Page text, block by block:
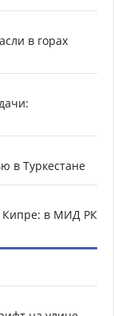
в горах
в Туркестане
Кипре: в МИД РК